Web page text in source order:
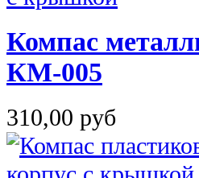
Компас
КМ-005
310,00 руб